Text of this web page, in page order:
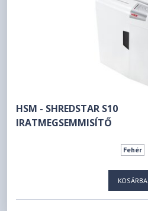
HSM - SHREDSTAR S10
IRATMEGSEMMISÍTŐ
Fehér
KOSÁRBA